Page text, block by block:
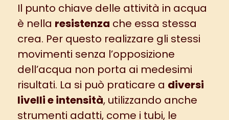
Il punto chiave delle attività in acqua
è nella resistenza che essa stessa
crea. Per questo realizzare gli stessi
movimenti senza l’opposizione
dell’acqua non porta ai medesimi
risultati. La si può praticare a diversi
livelli e intensità, utilizzando anche
strumenti adatti, come i tubi, le